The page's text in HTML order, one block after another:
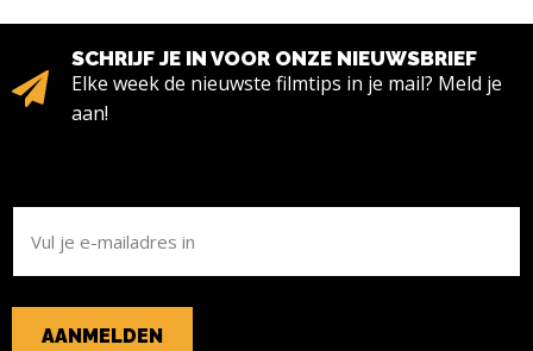
SCHRIJF JE IN VOOR ONZE NIEUWSBRIEF
Elke week de nieuwste filmtips in je mail? Meld je
aan!
MAILADRES